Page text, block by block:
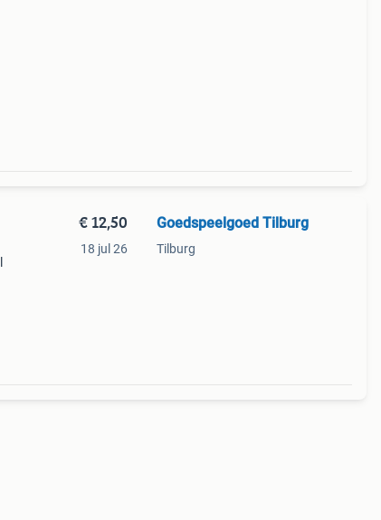
€ 12,50
18 jul 26
Goedspeelgoed Tilburg
Tilburg